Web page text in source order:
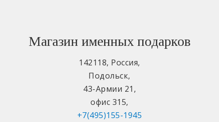
Магазин именных подарков
142118, Россия,
Подольск,
43-Армии 21 ,
офис 315,
+7(495)155-1945